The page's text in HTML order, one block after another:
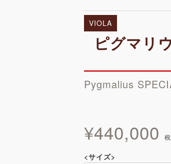
VIOLA
ピグマリ
Pygmalius
¥440,000
<サイズ>